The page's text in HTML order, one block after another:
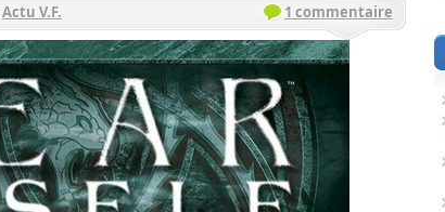
Actu V.F. 1 commentaire